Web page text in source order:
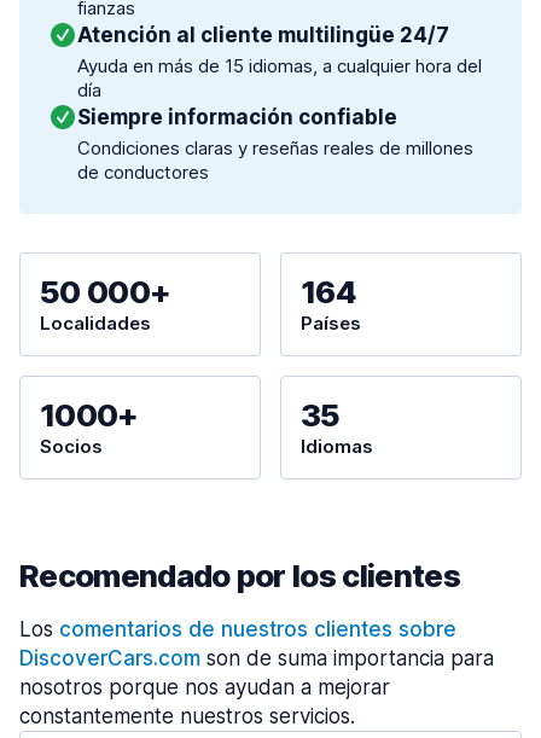
fianzas
Atención al cliente multilingüe 24/7
Ayuda en más de 15 idiomas, a cualquier hora del
día
Siempre información confiable
Condiciones claras y reseñas reales de millones
de conductores
50 000+
Localidades
164
Países
1000+
Socios
35
Idiomas
Recomendado por los clientes
Los comentarios de nuestros clientes sobre
DiscoverCars.com son de suma importancia para
nosotros porque nos ayudan a mejorar
constantemente nuestros servicios.